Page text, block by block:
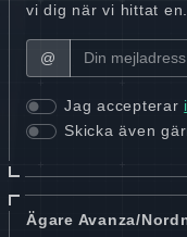
vi dig när vi hittat en.
@
Jag accepterar
Skicka även
Ägare Avanza/